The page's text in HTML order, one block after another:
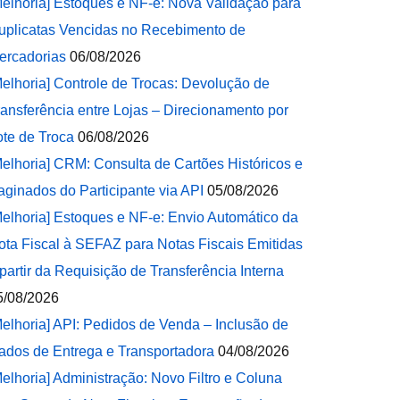
Estoques e NF-e: Nova Validação para
Vencidas no Recebimento de
06/08/2026
Controle de Trocas: Devolução de
entre Lojas – Direcionamento por
de Troca 06/08/2026
CRM: Consulta de Cartões Históricos e
do Participante via API 05/08/2026
Estoques e NF-e: Envio Automático da
Fiscal à SEFAZ para Notas Fiscais Emitidas
da Requisição de Transferência Interna
08/2026
API: Pedidos de Venda – Inclusão de
de Entrega e Transportadora 04/08/2026
Administração: Novo Filtro e Coluna